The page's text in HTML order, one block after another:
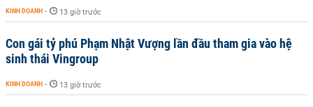
KINH DOANH - 13 giờ trước
Con gái tỷ phú Phạm Nhật Vượng lần đầu tham gia vào hệ
sinh thái Vingroup
KINH DOANH - 13 giờ trước